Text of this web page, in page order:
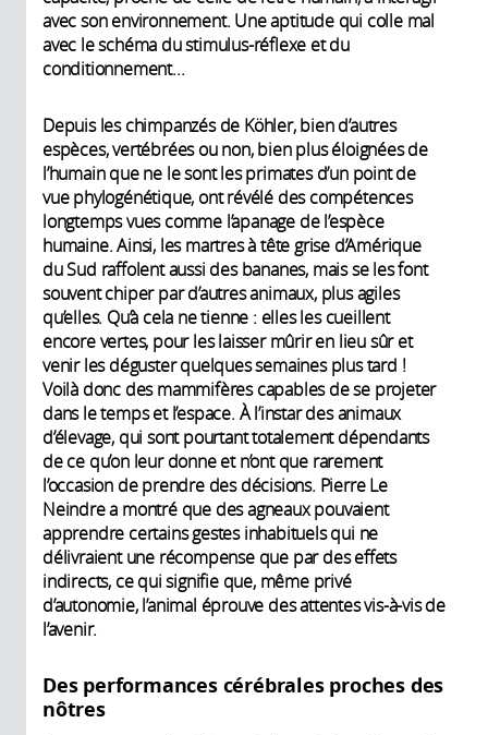
avec son environnement. Une aptitude qui colle mal
avec le schéma du stimulus-réflexe et du
conditionnement...
Depuis les chimpanzés de Köhler, bien d’autres
espèces, vertébrées ou non, bien plus éloignées de
l’humain que ne le sont les primates d’un point de
vue phylogénétique, ont révélé des compétences
longtemps vues comme l’apanage de l’espèce
humaine. Ainsi, les martres à tête grise d’Amérique
du Sud raffolent aussi des bananes, mais se les font
souvent chiper par d’autres animaux, plus agiles
qu’elles. Qu’à cela ne tienne : elles les cueillent
encore vertes, pour les laisser mûrir en lieu sûr et
venir les déguster quelques semaines plus tard !
Voilà donc des mammifères capables de se projeter
dans le temps et l’espace. À l’instar des animaux
d’élevage, qui sont pourtant totalement dépendants
de ce qu’on leur donne et n’ont que rarement
l’occasion de prendre des décisions. Pierre Le
Neindre a montré que des agneaux pouvaient
apprendre certains gestes inhabituels qui ne
délivraient une récompense que par des effets
indirects, ce qui signifie que, même privé
d’autonomie, l’animal éprouve des attentes vis-à-vis de
l’avenir.
Des performances cérébrales proches des
nôtres